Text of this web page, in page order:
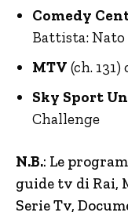
Comedy
Battista:
MTV (ch.
Sky Sport
Challenge
N.B.: Le
guide tv di Rai,
Serie Tv,